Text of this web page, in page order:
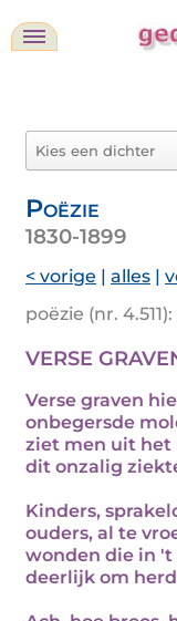
Poëzie
1830-1899
< vorige | alles |
poëzie (nr. 4.511):
VERSE
Verse graven
onbegersde
ziet men uit het
dit onzalig
Kinders,
ouders, al te
wonden die in 't
deerlijk om